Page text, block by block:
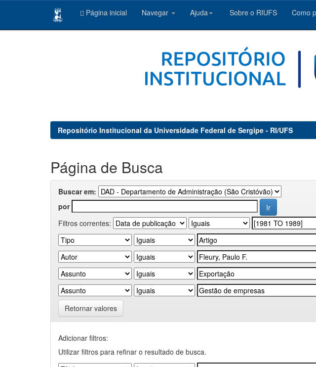
Página inicial Navegar Ajuda Sobre o RIUFS Como
Repositório Institucional da Universidade Federal de Sergipe - RI/UFS
Página de Busca
Buscar em:
por
Filtros correntes:
Retornar valores
Adicionar filtros:
Utilizar filtros para refinar o resultado de busca.